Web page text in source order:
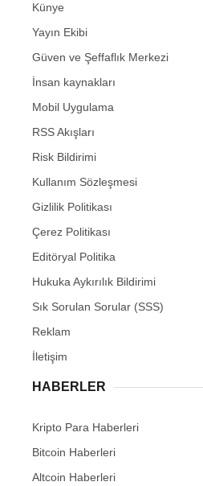
Künye
Yayın Ekibi
Güven ve Şeffaflık Merkezi
İnsan kaynakları
Mobil Uygulama
RSS Akışları
Risk Bildirimi
Kullanım Sözleşmesi
Gizlilik Politikası
Çerez Politikası
Editöryal Politika
Hukuka Aykırılık Bildirimi
Sık Sorulan Sorular (SSS)
Reklam
İletişim
HABERLER
Kripto Para Haberleri
Bitcoin Haberleri
Altcoin Haberleri